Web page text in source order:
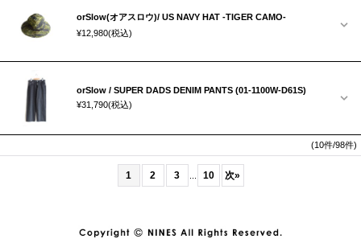
orSlow(オアスロウ)/ US NAVY HAT -TIGER CAMO-
¥12,980(税込)
orSlow / SUPER DADS DENIM PANTS (01-1100W-D61S)
¥31,790(税込)
(10件/98件)
1 2 3 10 次»